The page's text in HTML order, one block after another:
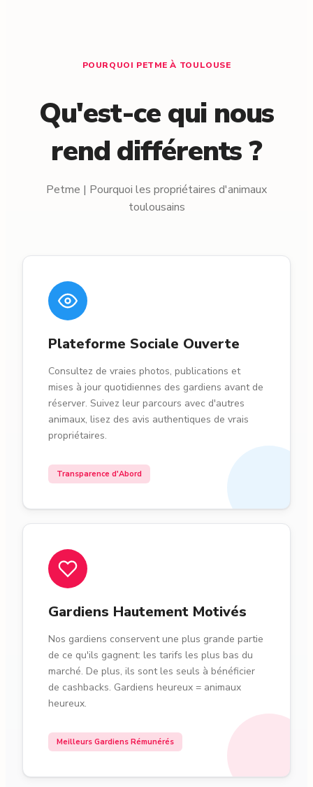
POURQUOI PETME À TOULOUSE
Qu'est-ce qui nous
rend différents ?
Petme | Pourquoi les propriétaires d'animaux
toulousains
Plateforme Sociale Ouverte
Consultez de vraies photos, publications et
mises à jour quotidiennes des gardiens avant de
réserver. Suivez leur parcours avec d'autres
animaux, lisez des avis authentiques de vrais
propriétaires.
Transparence d'Abord
Gardiens Hautement Motivés
Nos gardiens conservent une plus grande partie
de ce qu'ils gagnent: les tarifs les plus bas du
marché. De plus, ils sont les seuls à bénéficier
de cashbacks. Gardiens heureux = animaux
heureux.
Meilleurs Gardiens Rémunérés